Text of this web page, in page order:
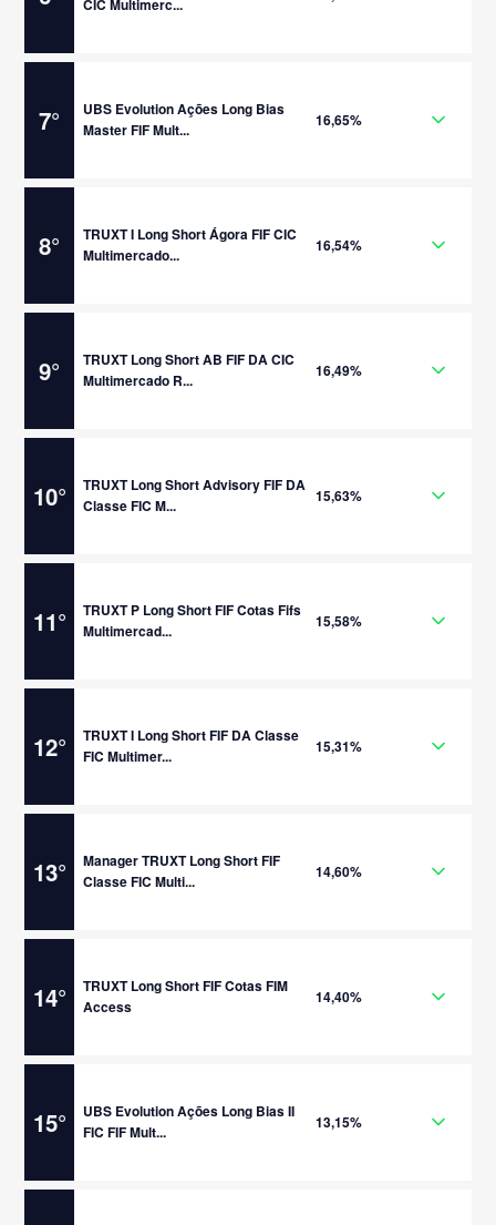
CIC Multimerc...
7°
UBS Evolution Ações Long Bias
Master FIF Mult...
16,65%
8°
TRUXT I Long Short Ágora FIF CIC
Multimercado...
16,54%
9°
TRUXT Long Short AB FIF DA CIC
Multimercado R...
16,49%
10°
TRUXT Long Short Advisory FIF DA
Classe FIC M...
15,63%
11°
TRUXT P Long Short FIF Cotas Fifs
Multimercad...
15,58%
12°
TRUXT I Long Short FIF DA Classe
FIC Multimer...
15,31%
13°
Manager TRUXT Long Short FIF
Classe FIC Multi...
14,60%
14°
TRUXT Long Short FIF Cotas FIM
Access
14,40%
15°
UBS Evolution Ações Long Bias II
FIC FIF Mult...
13,15%